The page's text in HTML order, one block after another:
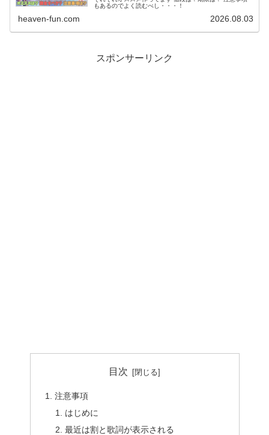
もあるのでよく読むべし・・・！
heaven-fun.com 2026.08.03
スポンサーリンク
目次
注意事項
はじめに
最近は割と歌詞が表示される